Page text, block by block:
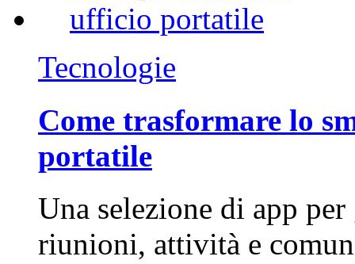
Tecnologie
Come trasformare lo
portatile
Una selezione di app
riunioni, attività e